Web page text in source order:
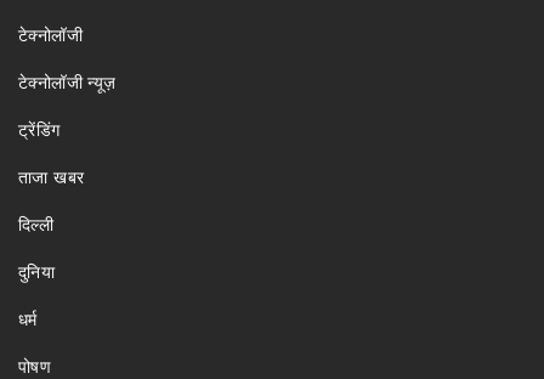
टेक्नोलॉजी
टेक्नोलॉजी न्यूज़
ट्रेंडिंग
ताजा खबर
दिल्ली
दुनिया
धर्म
पोषण